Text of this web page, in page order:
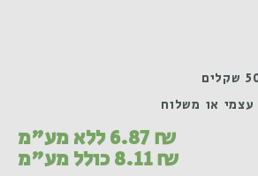
או משלוח
6.87₪ ללא מע"מ
8.11₪ כולל מע"מ